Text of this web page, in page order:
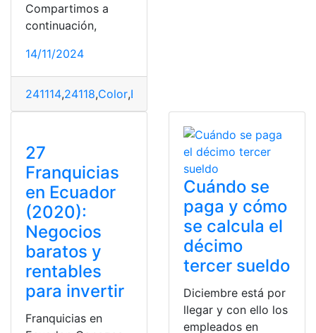
Compartimos a
continuación,
14/11/2024
241114,24118,Color,Ecuador
27
Franquicias
en Ecuador
(2020):
Negocios
baratos y
rentables
para invertir
Franquicias en
Cuándo se
paga y cómo
se calcula el
décimo
tercer sueldo
Diciembre está por
llegar y con ello los
empleados en